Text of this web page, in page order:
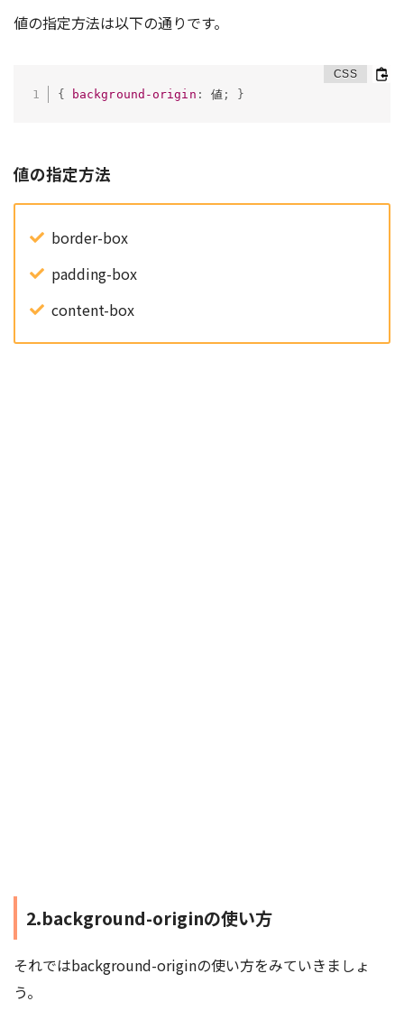
値の指定方法は以下の通りです。
{ background-origin : 値; }
値の指定方法
border-box
padding-box
content-box
2.background-originの使い方
それではbackground-originの使い方をみていきましょ
う。